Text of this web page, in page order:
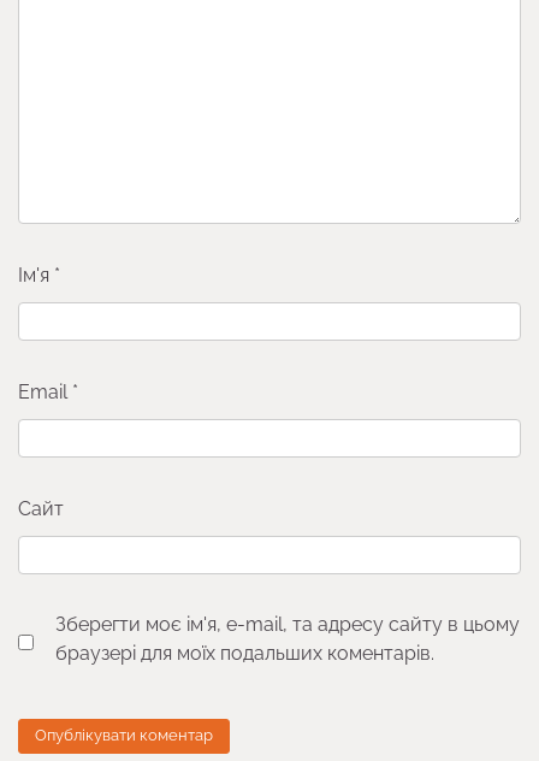
Ім'я *
Email *
Сайт
Зберегти моє ім'я, e-mail, та адресу сайту в цьому
браузері для моїх подальших коментарів.